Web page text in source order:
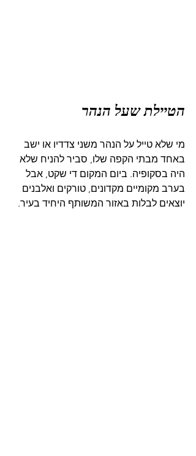
הטיילת שעל הנהר
מי שלא טייל על הנהר משני צדדיו או ישב
באחד מבתי הקפה שלו, סביר להניח שלא
היה בסקופיה. ביום המקום די שקט, אבל
בערב מקומיים מקדונים, טורקים ואלבנים
יוצאים לבלות באזור המשותף היחיד בעיר.